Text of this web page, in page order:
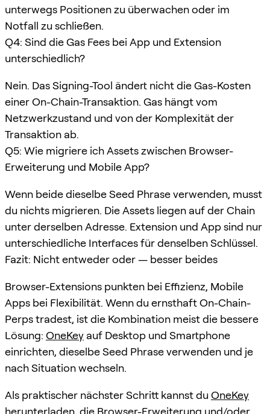
unterwegs Positionen zu überwachen oder im
Notfall zu schließen.
Q4: Sind die Gas Fees bei App und Extension
unterschiedlich?
Nein. Das Signing-Tool ändert nicht die Gas-Kosten
einer On-Chain-Transaktion. Gas hängt vom
Netzwerkzustand und von der Komplexität der
Transaktion ab.
Q5: Wie migriere ich Assets zwischen Browser-
Erweiterung und Mobile App?
Wenn beide dieselbe Seed Phrase verwenden, musst
du nichts migrieren. Die Assets liegen auf der Chain
unter derselben Adresse. Extension und App sind nur
unterschiedliche Interfaces für denselben Schlüssel.
Fazit: Nicht entweder oder — besser beides
Browser-Extensions punkten bei Effizienz, Mobile
Apps bei Flexibilität. Wenn du ernsthaft On-Chain-
Perps tradest, ist die Kombination meist die bessere
Lösung: OneKey auf Desktop und Smartphone
einrichten, dieselbe Seed Phrase verwenden und je
nach Situation wechseln.
Als praktischer nächster Schritt kannst du OneKey
herunterladen, die Browser-Erweiterung und/oder